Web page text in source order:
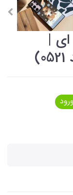
|
ورود